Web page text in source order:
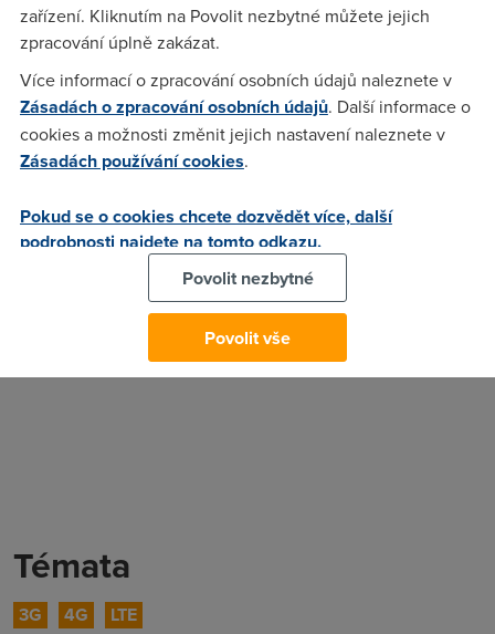
nyní pokrývá 99 procent populace.
V České republice zatím plán s vypnutím 2G sítě žádný
z operátorů neohlásil. Pravděpodobně u nás bude 2G síť
dostupná i při spuštění technologie5G.
21. 1. 2017
Témata
3G 4G LTE
zařízení. Kliknutím na Povolit nezbytné můžete jejich
zpracování úplně zakázat.
Více informací o zpracování osobních údajů naleznete v
Zásadách o zpracování osobních údajů. Další informace o
cookies a možnosti změnit jejich nastavení naleznete v
Zásadách používání cookies.
Pokud se o cookies chcete dozvědět více, další
podrobnosti najdete na tomto odkazu.
Povolit nezbytné
Povolit vše